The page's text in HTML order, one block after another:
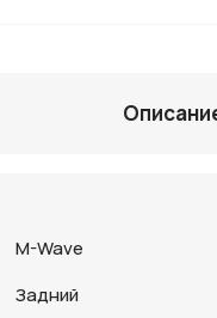
M-Wave
Задний
даетесогласие на